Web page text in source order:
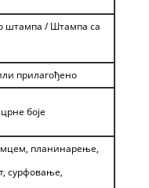
штампа / Штампа са
прилагођено
боје
планинарење,
сурфовање,